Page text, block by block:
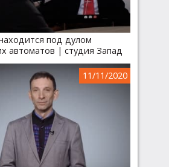
под дулом
автоматов | студия Запад
11/11/2020